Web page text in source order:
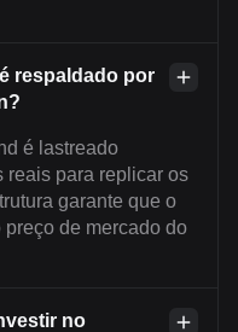
respaldado por
é lastreado
reais para replicar os
garante que o
de mercado do
no